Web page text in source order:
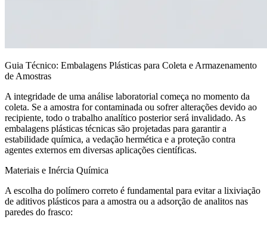
Guia Técnico: Embalagens Plásticas para Coleta e Armazenamento
de Amostras
A integridade de uma análise laboratorial começa no momento da
coleta. Se a amostra for contaminada ou sofrer alterações devido ao
recipiente, todo o trabalho analítico posterior será invalidado. As
embalagens plásticas técnicas são projetadas para garantir a
estabilidade química, a vedação hermética e a proteção contra
agentes externos em diversas aplicações científicas.
Materiais e Inércia Química
A escolha do polímero correto é fundamental para evitar a lixiviação
de aditivos plásticos para a amostra ou a adsorção de analitos nas
paredes do frasco: